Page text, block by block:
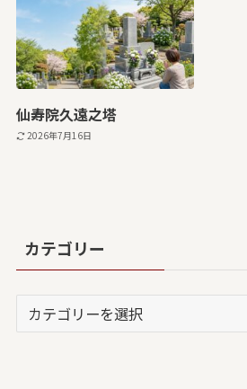
仙寿院久遠之塔
2026年7月16日
カテゴリー
テ